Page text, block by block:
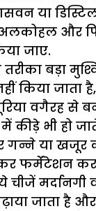
या
और
जाए.
बड़ा
जाता है,
वगैरह
भी हो
गन्ने या
कर फर्मेंटेशन
चीजें
जाता